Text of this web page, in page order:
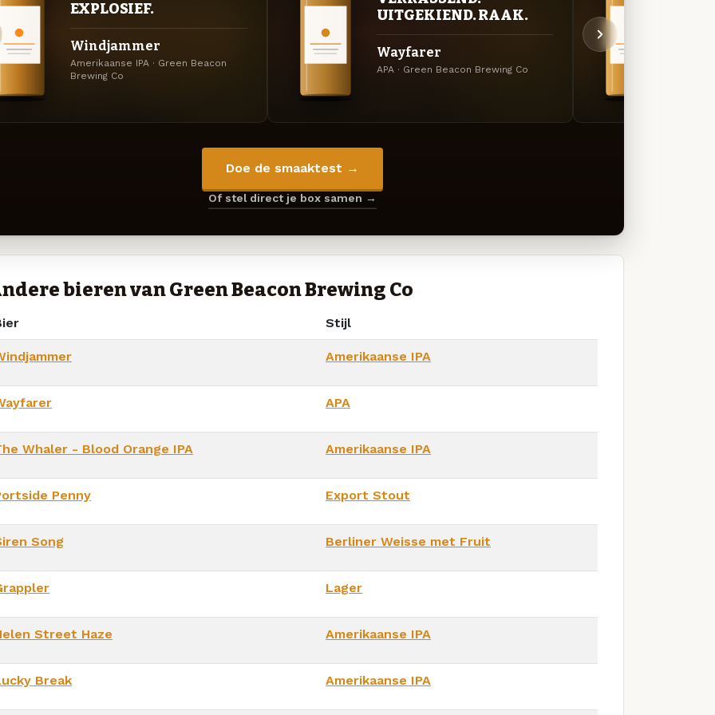
EXPLOSIEF.
Windjammer
Amerikaanse IPA · Green Beacon
Brewing Co
UITGEKIEND. RAAK.
Wayfarer
APA · Green Beacon Brewing Co
Doe de smaaktest →
Of stel direct je box samen →
bieren van Green Beacon Brewing Co
Stijl
Amerikaanse IPA
APA
Whaler - Blood Orange IPA Amerikaanse IPA
Penny Export Stout
Song Berliner Weisse met Fruit
Lager
Street Haze Amerikaanse IPA
Break Amerikaanse IPA